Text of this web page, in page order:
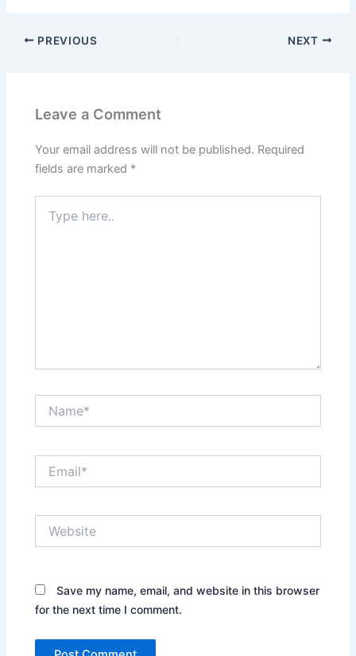
PREVIOUS NEXT
Leave a Comment
Your email address will not be published. Required
fields are marked *
here..
Save my name, email, and website in this browser
for the next time I comment.